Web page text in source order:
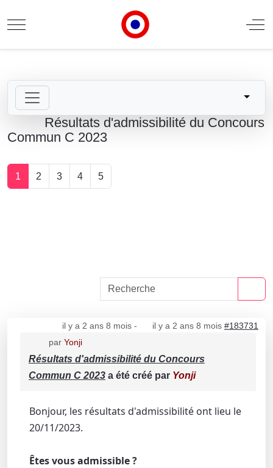
Mobile Menu Toggle Off-
Résultats d'admissibilité du Concours
Commun C 2023
1 2 3 4 5
il y a 2 ans 8 mois- il y a 2 ans 8 mois #183731
par Yonji
Résultats d'admissibilité du Concours
Commun C 2023 a été créé par Yonji
Bonjour, les résultats d'admissibilité ont lieu le
20/11/2023.
Êtes vous admissible ?